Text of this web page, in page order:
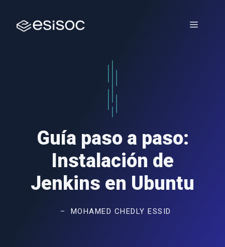
contenido
Menú
Guía paso a paso:
Instalación de
Jenkins en Ubuntu
MOHAMED CHEDLY ESSID